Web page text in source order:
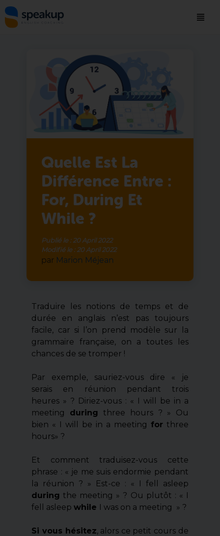
Quelle Est La
Différence Entre :
For, During Et
While ?
Publié le :20 April 2022
Modifié le :20 April 2022
par Marion Méjean
Traduire les notions de temps et de
durée en anglais n’est pas toujours
facile, car si l’on prend modèle sur la
grammaire française, on a toutes les
chances de se tromper !
Par exemple, sauriez-vous dire « je
serais en réunion pendant trois
heures » ? Diriez-vous : « I will be in a
meeting duringthree hours ? » Ou
bien « I will be in a meeting forthree
hours» ?
Et comment traduisez-vous cette
phrase : « je me suis endormie pendant
la réunion ? » Est-ce : « I fell asleep
during the meeting » ? Ou plutôt : « I
fell asleepwhile I was on a meeting » ?
Si vous hésitez, alors ce petit cours de